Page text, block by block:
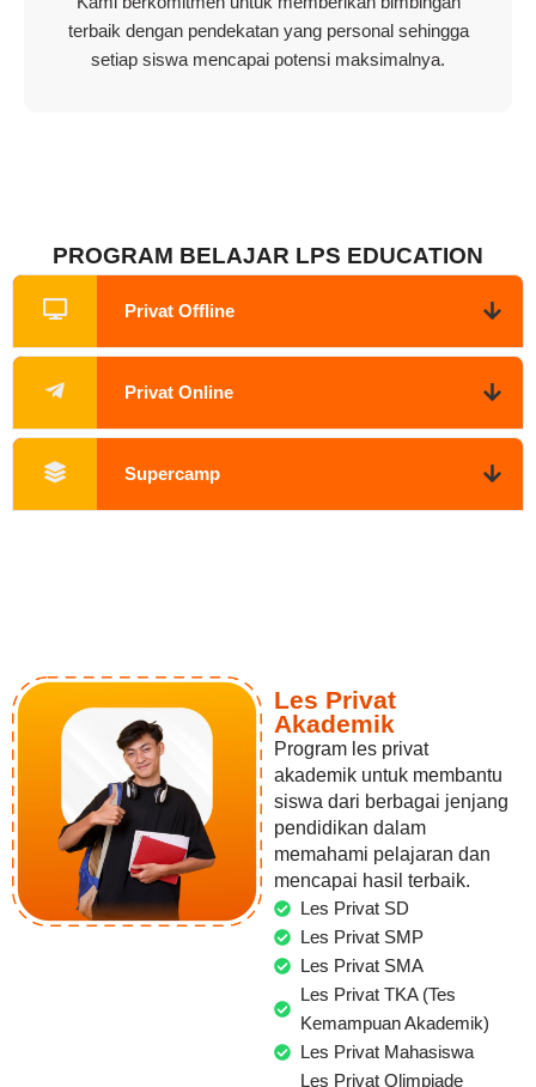
terbaik dengan pendekatan yang personal sehingga
setiap siswa mencapai potensi maksimalnya.
PROGRAM BELAJAR LPS EDUCATION
Privat Offline
Privat Online
Supercamp
Les Privat
Akademik
Program les privat
akademik untuk membantu
siswa dari berbagai jenjang
pendidikan dalam
memahami pelajaran dan
mencapai hasil terbaik.
Les Privat SD
Les Privat SMP
Les Privat SMA
Les Privat TKA (Tes
Kemampuan Akademik)
Les Privat Mahasiswa
Les Privat Olimpiade